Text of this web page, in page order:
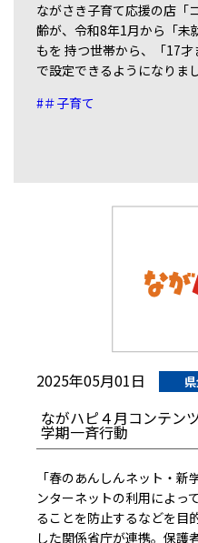
ながさき子育て応援の店「
齢が、令和8年1月から「未
もを 持つ世帯から、「17
で設定できるようになりまし
#＃子育て
2025年05月01日
ながハピ４月コンテン
学期一斉行動
「春のあんしんネット・
ンターネットの利用によっ
ることを防止するなどを目
した関係省庁が連携。保